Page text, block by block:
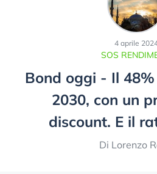
SOS
4 aprile
Bond oggi - Il
2030, con un
discount. E il
Di Lorenzo